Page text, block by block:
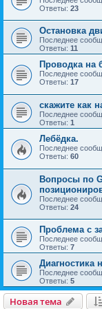
Ответы: 23
Остановка
Последнее
Ответы: 11
Проводка на
Последнее
Ответы: 17
скажите как
Последнее
Ответы: 1
Лебёдка.
Последнее
Ответы: 60
Вопросы по
Последнее
Ответы: 24
Проблема с
Последнее
Ответы: 7
Диагностика
Последнее
Ответы: 5
Новая тема